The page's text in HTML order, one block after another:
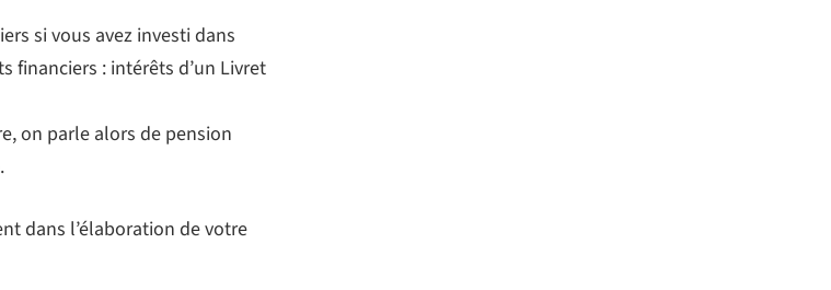
si vous avez investi dans
financiers : intérêts d’un Livret
on parle alors de pension
dans l’élaboration de votre